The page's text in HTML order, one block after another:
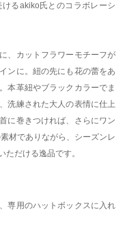
るakiko氏とのコラボレーシ
、カットフラワーモチーフが
ンに。紐の先にも花の蕾をあ
本革紐やブラックカラーでま
洗練された大人の表情に仕上
に巻きつければ、さらにワン
材でありながら、シーズンレ
ただける逸品です。
専用のハットボックスに入れ